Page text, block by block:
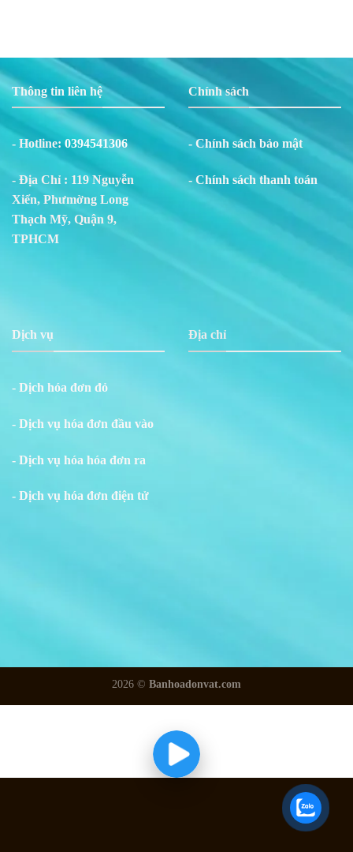
Thông tin liên hệ
- Hotline: 0394541306
- Địa Chỉ : 119 Nguyễn
Xiển, Phưmờng Long
Thạch Mỹ, Quận 9,
TPHCM
Chính sách
- Chính sách bảo mật
- Chính sách thanh toán
Dịch vụ
- Dịch hóa đơn đỏ
- Dịch vụ hóa đơn đầu vào
- Dịch vụ hóa hóa đơn ra
- Dịch vụ hóa đơn điện tử
Địa chỉ
2026 © Banhoadonvat.com